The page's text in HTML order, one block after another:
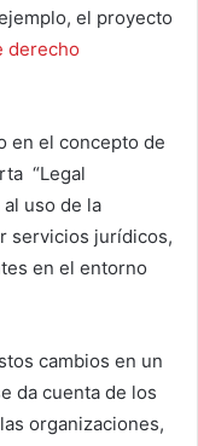
el proyecto
derecho
en el concepto de
“Legal
uso de la
servicios jurídicos,
en el entorno
cambios en un
da cuenta de los
organizaciones,